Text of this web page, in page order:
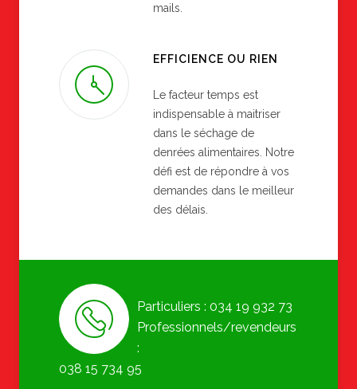
mails.
EFFICIENCE OU RIEN
Le facteur temps est
indispensable à maitriser
dans le séchage de
denrées alimentaires. Notre
défi est de répondre à vos
demandes dans le meilleur
des délais.
Particuliers : 034 19 932 73
Professionnels/revendeurs
:
038 15 734 95